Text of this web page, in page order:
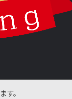
す。